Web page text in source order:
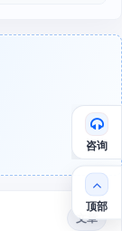
文章
咨询
顶部